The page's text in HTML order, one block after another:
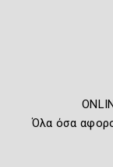
Όλα όσα